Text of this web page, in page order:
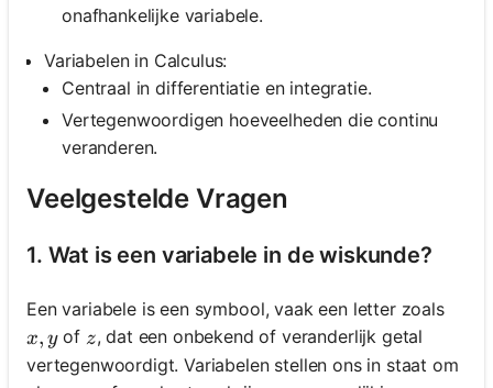
onafhankelijke variabele.
Variabelen in Calculus:
Centraal in differentiatie en integratie.
Vertegenwoordigen hoeveelheden die continu
veranderen.
Veelgestelde Vragen
1. Wat is een variabele in de wiskunde?
Een variabele is een symbool, vaak een letter zoals
x, y
x, yof z
z, dat een onbekend of veranderlijk getal
vertegenwoordigt. Variabelen stellen ons in staat om